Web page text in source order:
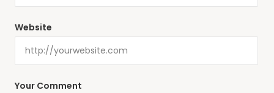
Your Comment
Website